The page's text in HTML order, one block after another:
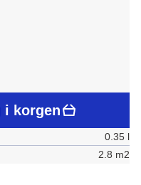
i korgen
0.35 l
2.8 m2